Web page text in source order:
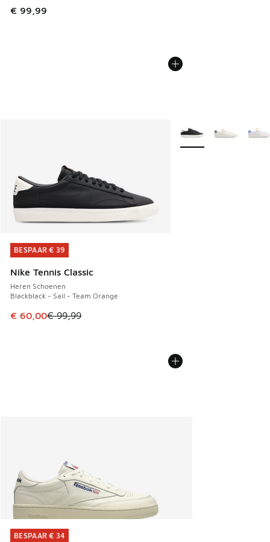
€ 99,99
BESPAAR € 39
Nike Tennis Classic
Heren Schoenen
Blackblack - Sail - Team Orange
Dit artikel is in de uitverkoop. Dit artikel is in de
€ 60,00€ 99,99
BESPAAR € 39
Meer kleuren
BESPAAR € 34
BESPAAR € 34